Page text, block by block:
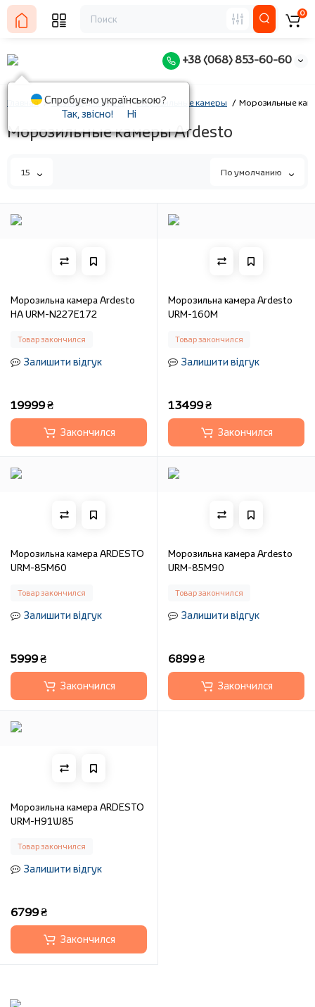
+38 (068) 853-60-60
0
Главная Техника для кухни Морозильные камеры Морозильные
Морозильные камеры Ardesto
15 По умолчанию
Морозильна камера Ardesto
HA URM-N227E172
Товар закончился
Залишити відгук
19999 ₴
Закончился
Морозильна камера Ardesto
URM-160M
Товар закончился
Залишити відгук
13499 ₴
Закончился
Морозильна камера ARDESTO
URM-85M60
Товар закончился
Залишити відгук
5999 ₴
Закончился
Морозильна камера Ardesto
URM-85M90
Товар закончился
Залишити відгук
6899 ₴
Закончился
Морозильна камера ARDESTO
URM-H91W85
Товар закончился
Залишити відгук
6799 ₴
Закончился
Спробуємо українською?
Так, звісно!
Ні